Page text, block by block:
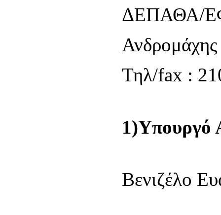
ΔΕΠΑΘΑ/
Τηλ/fax :
1)Υπουργό
Βενιζέλο